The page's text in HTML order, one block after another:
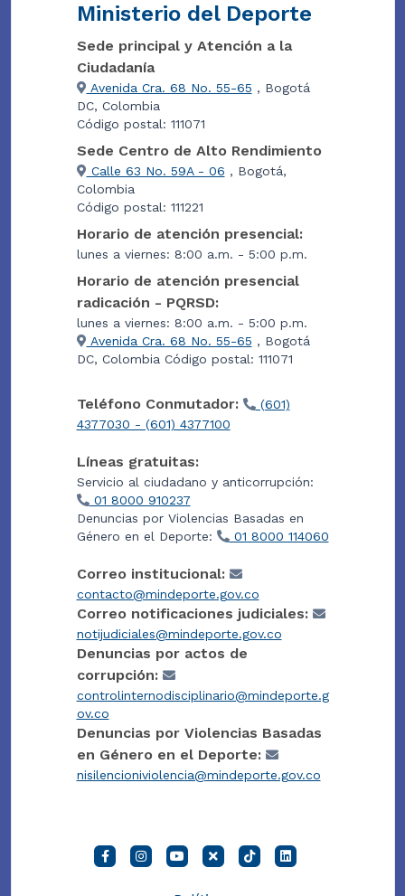
Ministerio del Deporte
Sede principal y Atención a la
Ciudadanía
Avenida Cra. 68 No. 55-65 , Bogotá
DC, Colombia
Código postal: 111071
Sede Centro de Alto Rendimiento
Calle 63 No. 59A - 06 , Bogotá,
Colombia
Código postal: 111221
Horario de atención presencial:
lunes a viernes: 8:00 a.m. - 5:00 p.m.
Horario de atención presencial
radicación - PQRSD:
lunes a viernes: 8:00 a.m. - 5:00 p.m.
Avenida Cra. 68 No. 55-65 , Bogotá
DC, Colombia Código postal: 111071
Teléfono Conmutador:
(601)
4377030 - (601) 4377100
Líneas gratuitas:
Servicio al ciudadano y anticorrupción:
01 8000 910237
Denuncias por Violencias Basadas en
Género en el Deporte:
01 8000 114060
Correo institucional:
contacto@mindeporte.gov.co
Correo notificaciones judiciales:
notijudiciales@mindeporte.gov.co
Denuncias por actos de
corrupción:
controlinternodisciplinario@mindeporte.g
ov.co
Denuncias por Violencias Basadas
en Género en el Deporte:
nisilencioniviolencia@mindeporte.gov.co